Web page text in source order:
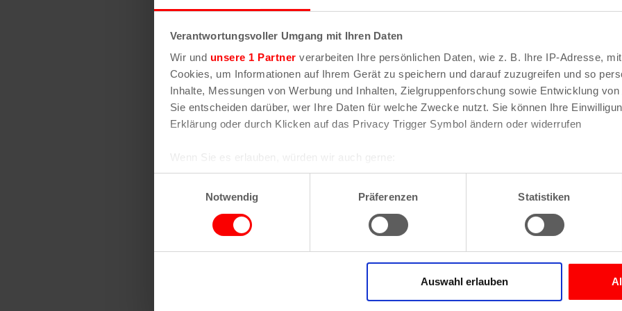
Verantwortungsvoller Umgang mit Ihren Daten
Wir und unsere 1 Partner verarbeiten Ihre persönlichen Daten, wie z. B. Ihre IP-Adresse,
Cookies, um Informationen auf Ihrem Gerät zu speichern und darauf zuzugreifen und so
Inhalte, Messungen von Werbung und Inhalten, Zielgruppenforschung sowie Entwicklung
Sie entscheiden darüber, wer Ihre Daten für welche Zwecke nutzt. Sie können Ihre
Erklärung oder durch Klicken auf das Privacy Trigger Symbol ändern oder widerrufen
Informationen über Ihre geografische Lage erfassen, welche bis auf einige Meter
Ihr Gerät durch aktives Scannen nach bestimmten Merkmalen (Fingerprinting)
Erfahren Sie mehr darüber, wie Ihre persönlichen Daten verarbeitet werden, und legen Sie
Einzelheitenfest.
Wir verwenden Cookies, um Inhalte und Anzeigen zu personalisieren, Funktionen für soziale
und die Zugriffe auf unsere Website zu analysieren. Außerdem geben wir Informationen zu
Website an unsere Partner für soziale Medien, Werbung und Analysen weiter. Unsere
Notwendig
Präferenzen Statistiken
Auswahl erlauben
Alle Kölner Straßenfeste 2026
Ähnliche Veranstaltungen